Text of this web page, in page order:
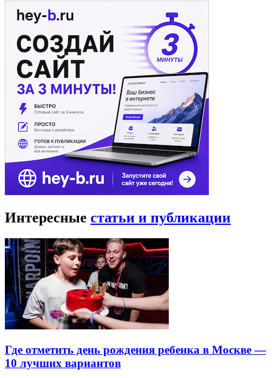
Интересные статьи и публикации
Где отметить день рождения ребенка в Москве —
10 лучших вариантов